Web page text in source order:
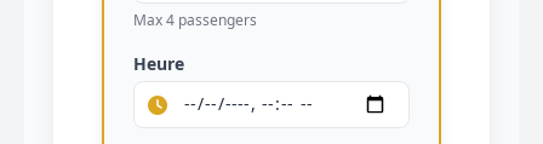
Max 4 passengers
Heure